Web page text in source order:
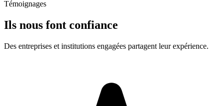
Témoignages
Ils nous font confiance
Des entreprises et institutions engagées partagent leur expérience.